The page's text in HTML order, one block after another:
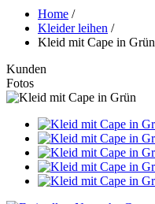
Home /
Kleider leihen /
Kleid mit Cape in Grün
Kunden
Fotos